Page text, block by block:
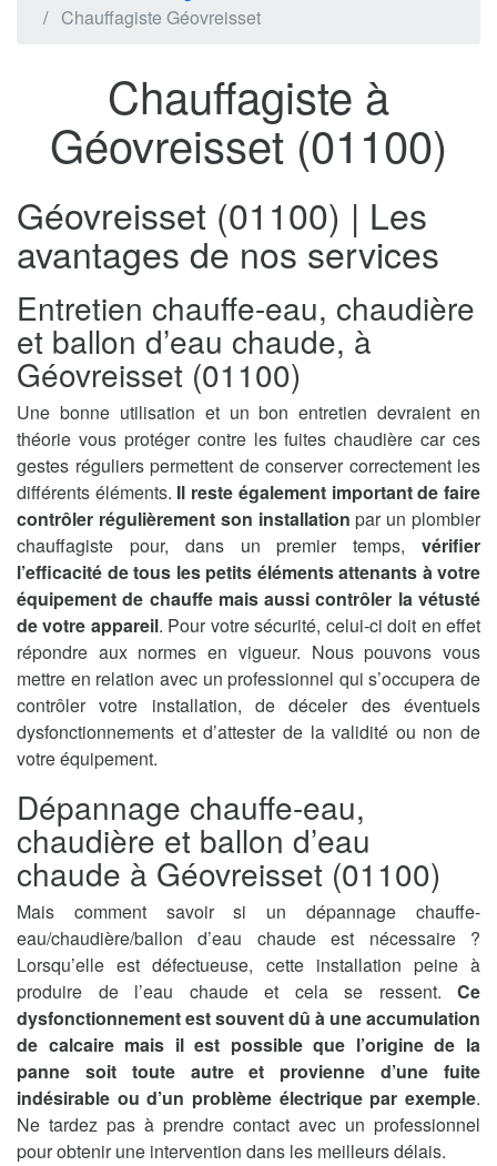
Chauffagiste Géovreisset
Chauffagiste à
Géovreisset (01100)
Géovreisset (01100) | Les
avantages de nos services
Entretien chauffe-eau, chaudière
et ballon d’eau chaude, à
Géovreisset (01100)
Une bonne utilisation et un bon entretien devraient en
théorie vous protéger contre les fuites chaudière car ces
gestes réguliers permettent de conserver correctement les
différents éléments. Il reste également important de faire
contrôler régulièrement son installation par un plombier
chauffagiste pour, dans un premier temps, vérifier
l’efficacité de tous les petits éléments attenants à votre
équipement de chauffe mais aussi contrôler la vétusté
de votre appareil. Pour votre sécurité, celui-ci doit en effet
répondre aux normes en vigueur. Nous pouvons vous
mettre en relation avec un professionnel qui s’occupera de
contrôler votre installation, de déceler des éventuels
dysfonctionnements et d’attester de la validité ou non de
votre équipement.
Dépannage chauffe-eau,
chaudière et ballon d’eau
chaude à Géovreisset (01100)
Mais comment savoir si un dépannage chauffe-
eau/chaudière/ballon d’eau chaude est nécessaire ?
Lorsqu’elle est défectueuse, cette installation peine à
produire de l’eau chaude et cela se ressent. Ce
dysfonctionnement est souvent dû à une accumulation
de calcaire mais il est possible que l’origine de la
panne soit toute autre et provienne d’une fuite
indésirable ou d’un problème électrique par exemple.
Ne tardez pas à prendre contact avec un professionnel
pour obtenir une intervention dans les meilleurs délais.